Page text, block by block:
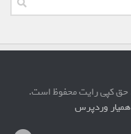
همیار وردپرس